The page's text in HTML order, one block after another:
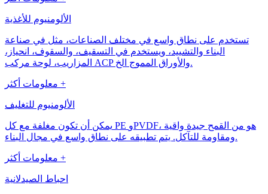
الألومنيوم للأغذية
تستخدم على نطاق واسع في مختلف الصناعات، مثل في صناعة
البناء والتشييد، ويستخدم في التسقيف، والسقوف، انحياز،
المزاريب، لوحة مركب ACP والأوراق المموج الخ.
معلومات أكثر +
الألومنيوم للتغليف
يمكن أن تكون مغلفة مع كل PE وPVDF، هو من القمح جيدة واقية
ومقاومة للتآكل. يتم تطبيقه على نطاق واسع في مجال البناء.
معلومات أكثر +
احباط الصيدلانية